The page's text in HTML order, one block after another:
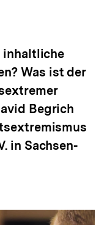
inhaltliche
Was ist der
Begrich
in Sachsen-